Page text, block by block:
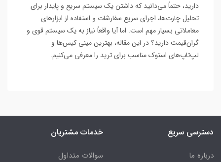
دارید، حتماً می‌دانید که داشتن یک سیستم سریع و پایدار برای
تحلیل چارت‌ها، اجرای سریع سفارشات و استفاده از ابزارهای
معاملاتی بسیار مهم است. اما آیا واقعاً نیاز به یک سیستم قوی و
گران‌قیمت دارید؟ در این مقاله، بهترین مینی کیس‌ها و
لپ‌تاپ‌های استوک مناسب برای ترید را معرفی می‌کنیم.
دسترسی سریع
درباره ما
خدمات مشتریان
سوالات متداول